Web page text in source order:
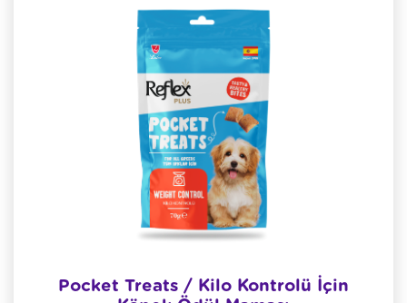
Pocket Treats / Kilo Kontrolü İçin